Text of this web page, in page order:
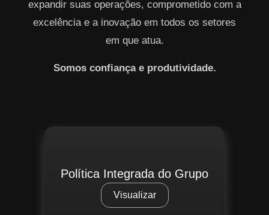
expandir suas operações, comprometido com a
excelência e a inovação em todos os setores
em que atua.
Somos confiança e produtividade.
Política Integrada do Grupo
Visualizar